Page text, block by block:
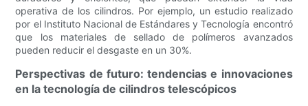
operativa de los cilindros. Por ejemplo, un estudio realizado
por el Instituto Nacional de Estándares y Tecnología encontró
que los materiales de sellado de polímeros avanzados
pueden reducir el desgaste en un 30%.
Perspectivas de futuro: tendencias e innovaciones
en la tecnología de cilindros telescópicos